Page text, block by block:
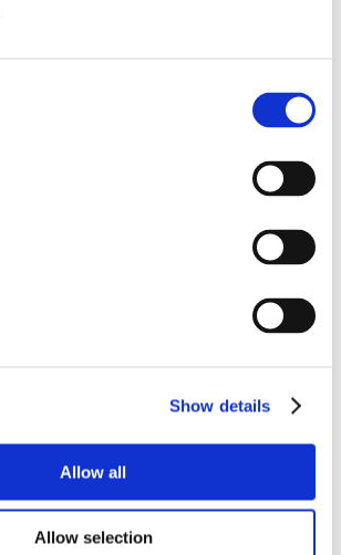
Show details
Allow all
Allow selection